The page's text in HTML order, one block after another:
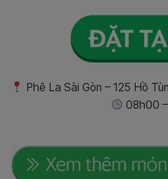
Phê La Sài Gòn – 125 Hồ
08h00